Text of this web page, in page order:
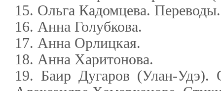
15. Ольга Кадомцева. Переводы.
16. Анна Голубкова.
17. Анна Орлицкая.
18. Анна Харитонова.
19. Баир Дугаров (Улан-Удэ).